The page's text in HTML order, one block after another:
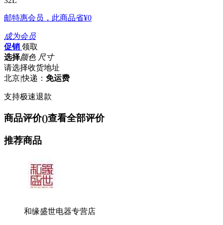
邮特惠会员，此商品省¥0
成为会员
促销 领取
选择颜色 尺寸
请选择收货地址
北京|快递： 免运费
支持极速退款
商品评价()查看全部评价
推荐商品
和缘盛世电器专营店